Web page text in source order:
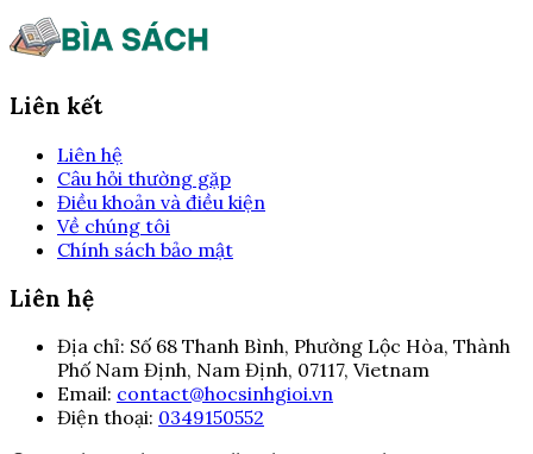
Liên kết
Liên hệ
Câu hỏi thường gặp
Điều khoản và điều kiện
Về chúng tôi
Chính sách bảo mật
Liên hệ
Địa chỉ: Số 68 Thanh Bình, Phường Lộc Hòa, Thành
Phố Nam Định, Nam Định, 07117, Vietnam
Email: contact@hocsinhgioi.vn
Điện thoại: 0349150552